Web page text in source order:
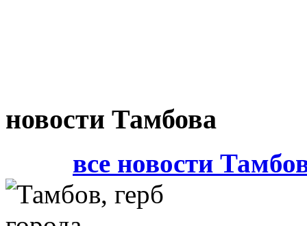
новости Тамбова
все новости